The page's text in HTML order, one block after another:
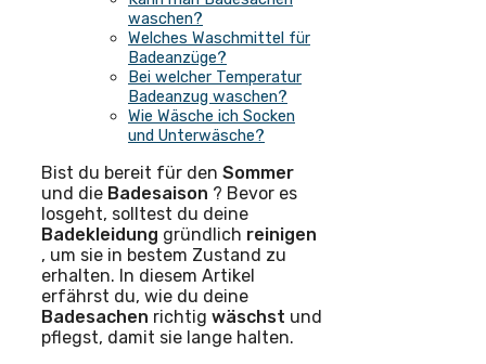
waschen?
Welches Waschmittel für
Badeanzüge?
Bei welcher Temperatur
Badeanzug waschen?
Wie Wäsche ich Socken
und Unterwäsche?
Bist du bereit für den Sommer
und die Badesaison ? Bevor es
losgeht, solltest du deine
Badekleidung gründlich reinigen
, um sie in bestem Zustand zu
erhalten. In diesem Artikel
erfährst du, wie du deine
Badesachen richtig wäschst und
pflegst, damit sie lange halten.